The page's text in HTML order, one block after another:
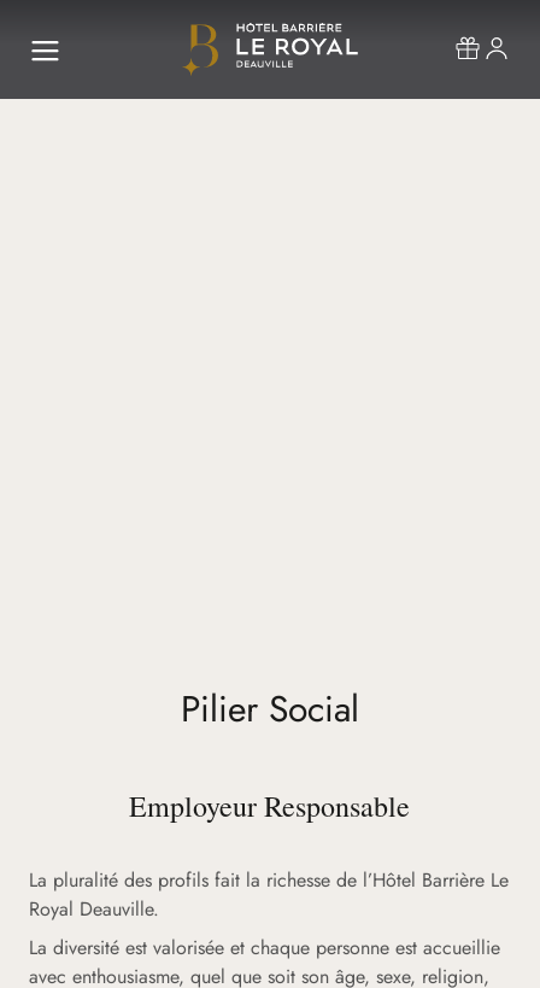
Pilier Social
Employeur Responsable
La pluralité des profils fait la richesse de l’Hôtel Barrière Le
Royal Deauville.
La diversité est valorisée et chaque personne est accueillie
avec enthousiasme, quel que soit son âge, sexe, religion,